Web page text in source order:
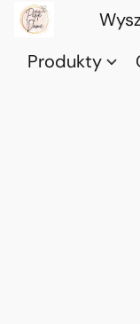
Produkty